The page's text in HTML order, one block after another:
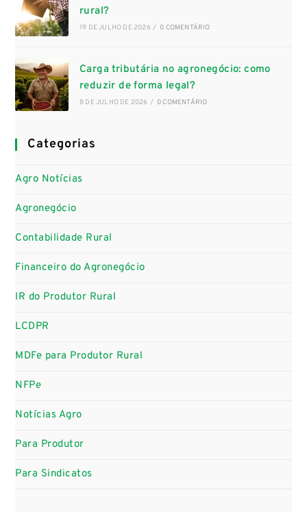
rural?
19 DE JULHO DE 2026 / 0 COMENTÁRIO
Carga tributária no agronegócio: como
reduzir de forma legal?
8 DE JULHO DE 2026 / 0 COMENTÁRIO
Categorias
Agro Notícias
Agronegócio
Contabilidade Rural
Financeiro do Agronegócio
IR do Produtor Rural
LCDPR
MDFe para Produtor Rural
NFPe
Notícias Agro
Para Produtor
Para Sindicatos